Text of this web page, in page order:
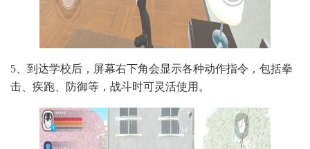
5、到达学校后，屏幕右下角会显示各种动作指令，包括拳
击、疾跑、防御等，战斗时可灵活使用。